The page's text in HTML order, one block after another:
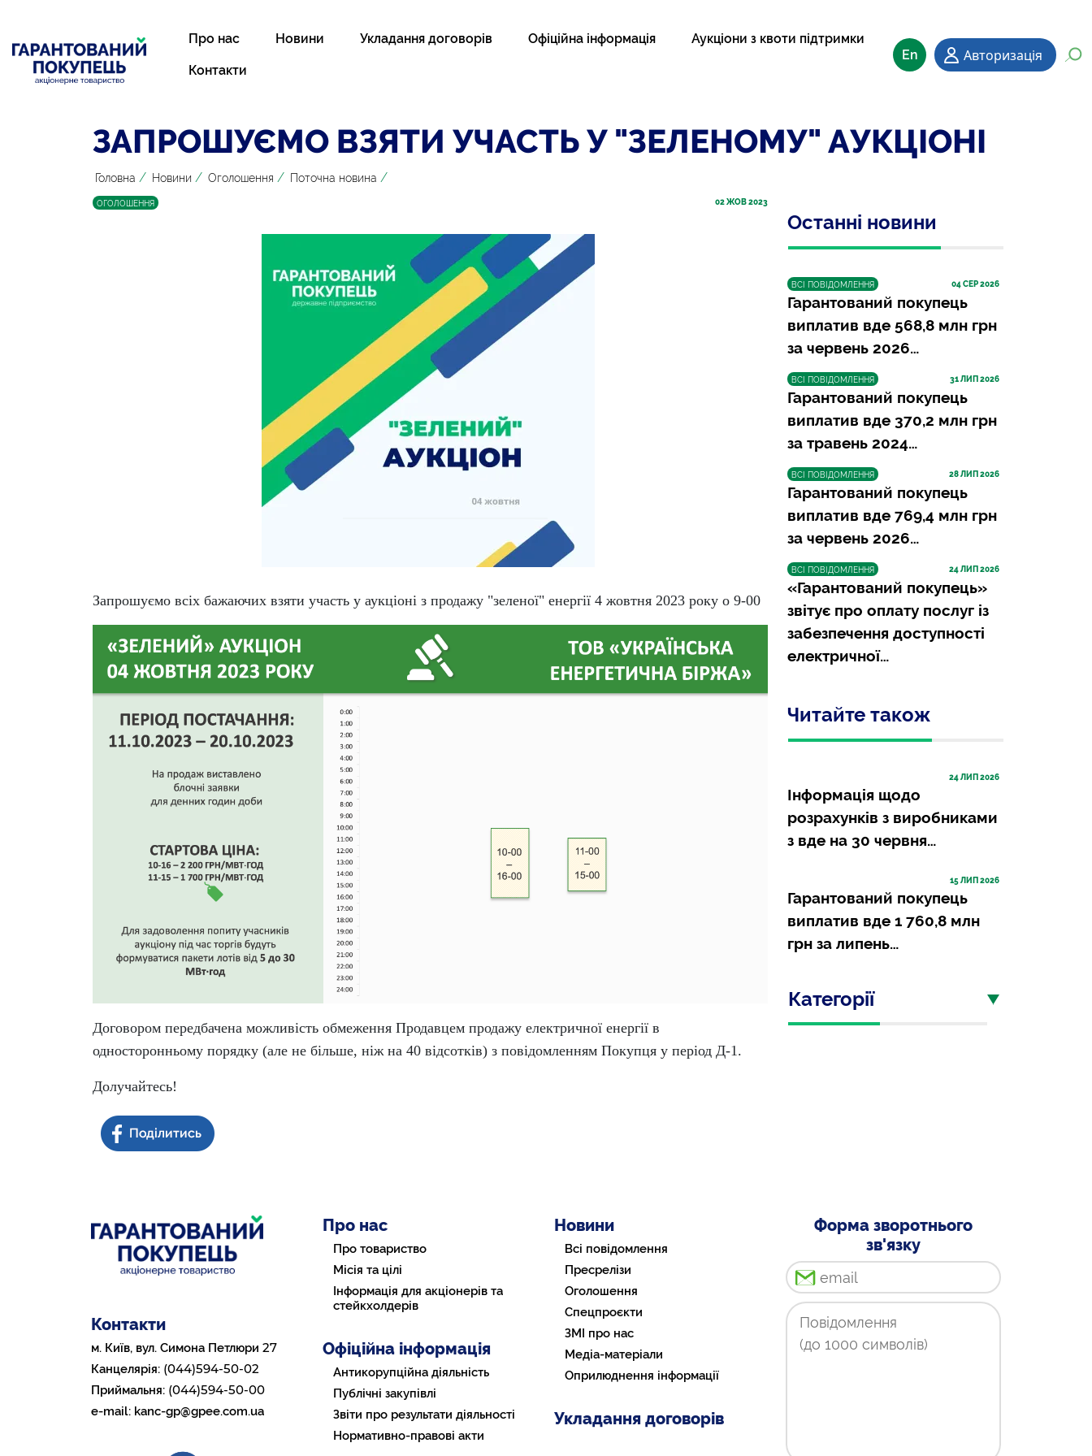
Про нас Новини Укладання договорів Офіційна інформація Аукціони з квоти підтримки
Контакти
En Авторизація
ЗАПРОШУЄМО ВЗЯТИ УЧАСТЬ У "ЗЕЛЕНОМУ" АУКЦІОНІ
Головна / Новини / Оголошення / Поточна новина /
ОГОЛОШЕННЯ 02 ЖОВ 2023
Запрошуємо всіх бажаючих взяти участь у аукціоні з продажу "зеленої" енергії 4 жовтня 2023 року о 9-00
Договором передбачена можливість обмеження Продавцем продажу електричної енергії в
односторонньому порядку (але не більше, ніж на 40 відсотків) з повідомленням Покупця у період Д-1.
Долучайтесь!
Останні новини
ВСІ ПОВІДОМЛЕННЯ 04 СЕР 2026
Гарантований покупець
виплатив вде 568,8 млн грн
за червень 2026…
ВСІ ПОВІДОМЛЕННЯ 31 ЛИП 2026
Гарантований покупець
виплатив вде 370,2 млн грн
за травень 2024…
ВСІ ПОВІДОМЛЕННЯ 28 ЛИП 2026
Гарантований покупець
виплатив вде 769,4 млн грн
за червень 2026…
ВСІ ПОВІДОМЛЕННЯ 24 ЛИП 2026
«Гарантований покупець»
звітує про оплату послуг із
забезпечення доступності
електричної…
Читайте також
24 ЛИП 2026
Інформація щодо
розрахунків з виробниками
з вде на 30 червня…
15 ЛИП 2026
Гарантований покупець
виплатив вде 1 760,8 млн
грн за липень…
Категорії
Контакти
м. Київ, вул. Симона Петлюри 27
Канцелярія: (044)594-50-02
Приймальня: (044)594-50-00
e-mail: kanc-gp@gpee.com.ua
Про нас
Про товариство
Місія та цілі
Інформація для акціонерів та
стейкхолдерів
Офіційна інформація
Антикорупційна діяльність
Публічні закупівлі
Звіти про результати діяльності
Нормативно-правові акти
Новини
Всі повідомлення
Пресрелізи
Оголошення
Спецпроєкти
ЗМІ про нас
Медіа-матеріали
Оприлюднення інформації
Укладання договорів
Форма зворотнього
зв'язку